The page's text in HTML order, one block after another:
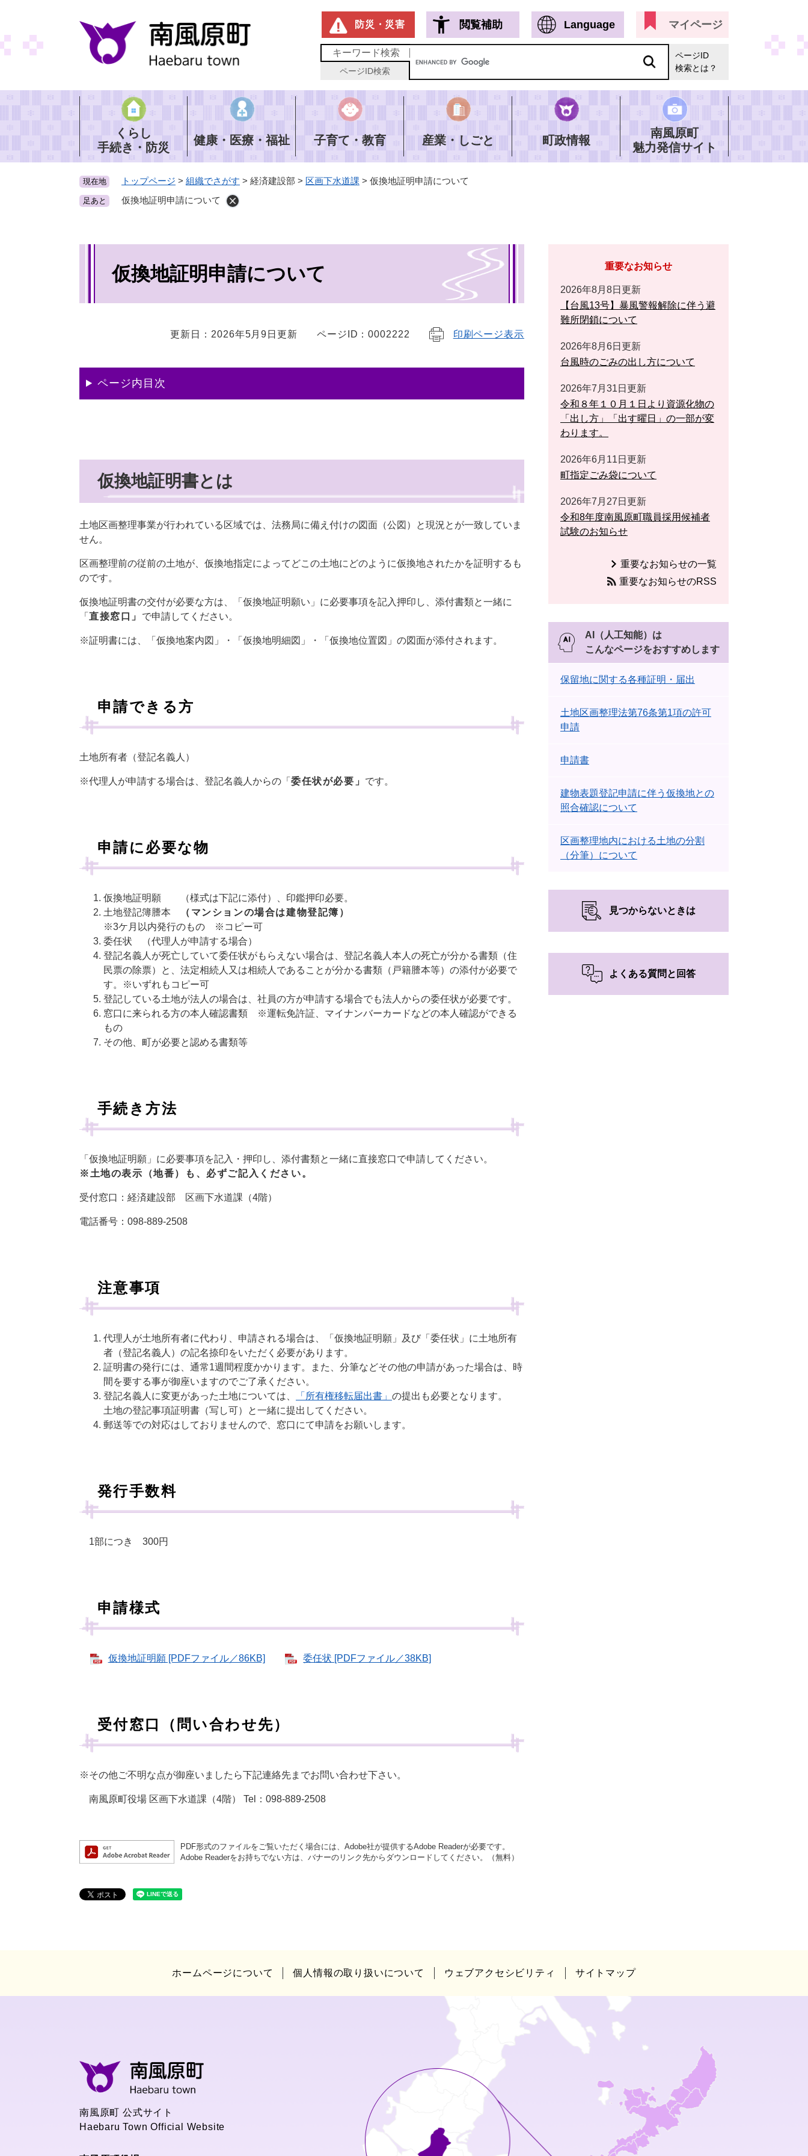
ジ
の
で
す
。
防災・災害 閲覧補助 Language マイページ
キーワード検索
ページID検索
ページID
検索とは？
くらし
手続き・防災
健康・医療・福祉 子育て・教育 産業・しごと 町政情報
南風原町
魅力発信サイト
現在地 トップページ > 組織でさがす > 経済建設部 > 区画下水道課 > 仮換地証明申請について
足あと 仮換地証明申請について
仮換地証明申請について
更新日：2026年5月9日更新 ページID：0002222 印刷ページ表示
ページ内目次
仮換地証明書とは
土地区画整理事業が行われている区域では、法務局に備え付けの図面（公図）と現況とが一致していま
せん。
区画整理前の従前の土地が、仮換地指定によってどこの土地にどのように仮換地されたかを証明するも
のです。
仮換地証明書の交付が必要な方は、「仮換地証明願い」に必要事項を記入押印し、添付書類と一緒に
「 直接窓口」 で申請してください。
※証明書には、「仮換地案内図」・「仮換地明細図」・「仮換地位置図」の図面が添付されます。
申請できる方
土地所有者（登記名義人）
※代理人が申請する場合は、登記名義人からの「 委任状が必要」 です。
申請に必要な物
仮換地証明願 （様式は下記に添付）、印鑑押印必要。
土地登記簿謄本
（マンションの場合は建物登記簿）
※3ケ月以内発行のもの ※コピー可
委任状 （代理人が申請する場合）
登記名義人が死亡していて委任状がもらえない場合は、登記名義人本人の死亡が分かる書類（住
民票の除票）と、法定相続人又は相続人であることが分かる書類（戸籍謄本等）の添付が必要で
す。※いずれもコピー可
登記している土地が法人の場合は、社員の方が申請する場合でも法人からの委任状が必要です。
窓口に来られる方の本人確認書類 ※運転免許証、マイナンバーカードなどの本人確認ができる
もの
その他、町が必要と認める書類等
手続き方法
「仮換地証明願」に必要事項を記入・押印し、添付書類と一緒に直接窓口で申請してください。
※土地の表示（地番）も、必ずご記入ください。
受付窓口：経済建設部 区画下水道課（4階）
電話番号：098-889-2508
注意事項
代理人が土地所有者に代わり、申請される場合は、「仮換地証明願」及び「委任状」に土地所有
者（登記名義人）の記名捺印をいただく必要があります。
証明書の発行には、通常1週間程度かかります。また、分筆などその他の申請があった場合は、時
間を要する事が御座いますのでご了承ください。
登記名義人に変更があった土地については、
「所有権移転届出書」 の提出も必要となります。
土地の登記事項証明書（写し可）と一緒に提出してください。
郵送等での対応はしておりませんので、窓口にて申請をお願いします。
発行手数料
1部につき 300円
申請様式
仮換地証明願 [PDFファイル／86KB] 委任状 [PDFファイル／38KB]
受付窓口（問い合わせ先）
※その他ご不明な点が御座いましたら下記連絡先までお問い合わせ下さい。
南風原町役場 区画下水道課（4階） Tel：098-889-2508
PDF形式のファイルをご覧いただく場合には、Adobe社が提供するAdobe Readerが必要です。
Adobe Readerをお持ちでない方は、バナーのリンク先からダウンロードしてください。（無料）
重要なお知らせ
2026年8月8日更新
【台風13号】暴風警報解除に伴う避
難所閉鎖について
2026年8月6日更新
台風時のごみの出し方について
2026年7月31日更新
令和８年１０月１日より資源化物の
「出し方」「出す曜日」の一部が変
わります。
2026年6月11日更新
町指定ごみ袋について
2026年7月27日更新
令和8年度南風原町職員採用候補者
試験のお知らせ
重要なお知らせの一覧
重要なお知らせのRSS
AI（人工知能）は
こんなページをおすすめします
保留地に関する各種証明・届出
土地区画整理法第76条第1項の許可
申請
申請書
建物表題登記申請に伴う仮換地との
照合確認について
区画整理地内における土地の分割
（分筆）について
見つからないときは
よくある質問と回答
ホームページについて 個人情報の取り扱いについて ウェブアクセシビリティ サイトマップ
南風原町 公式サイト
Haebaru Town Official Website